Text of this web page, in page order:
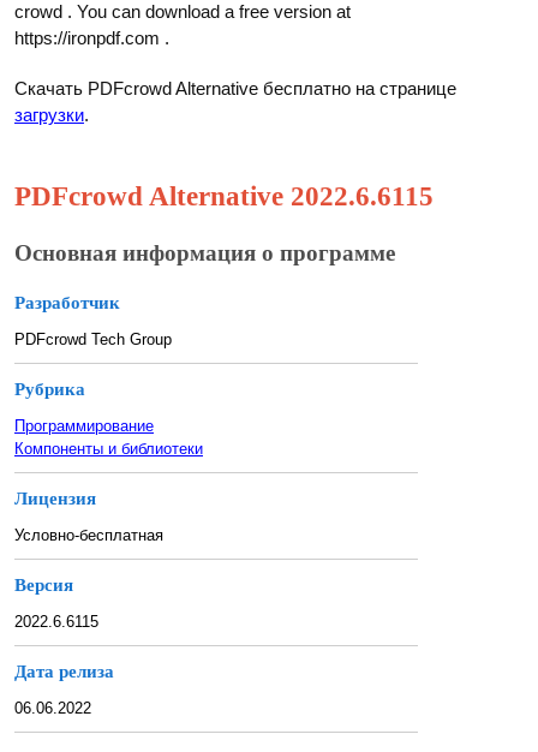
crowd . You can download a free version at
https://ironpdf.com .
Скачать PDFcrowd Alternative бесплатно на странице
загрузки.
PDFcrowd Alternative 2022.6.6115
Основная информация о программе
Разработчик
PDFcrowd Tech Group
Рубрика
Программирование
Компоненты и библиотеки
Лицензия
Условно-бесплатная
Версия
2022.6.6115
Дата релиза
06.06.2022